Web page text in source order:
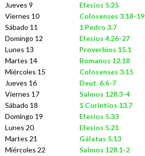
Jueves 9
Efesios 5.25
Viernes 10
Colosenses 3.18-19
Sábado 11
1 Pedro 3.7
Domingo 12
Efesios 4.26-27
Lunes 13
Proverbios 15.1
Martes 14
Romanos 12.18
Miércoles 15
Colosenses 3.15
Jueves 16
Deut. 6.6-7
Viernes 17
Salmos 128.3-4
Sábado 18
1 Corintios 13.7
Domingo 19
Efesios 5.33
Lunes 20
Efesios 5.21
Martes 21
Gálatas 5.13
Miércoles 22
Salmos 128.1-2